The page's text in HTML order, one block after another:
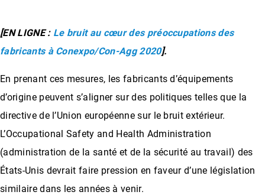
[EN LIGNE : Le bruit au cœur des préoccupations des
fabricants à Conexpo/Con-Agg 2020].
En prenant ces mesures, les fabricants d’équipements
d’origine peuvent s’aligner sur des politiques telles que la
directive de l’Union européenne sur le bruit extérieur.
L’Occupational Safety and Health Administration
(administration de la santé et de la sécurité au travail) des
États-Unis devrait faire pression en faveur d’une législation
similaire dans les années à venir.